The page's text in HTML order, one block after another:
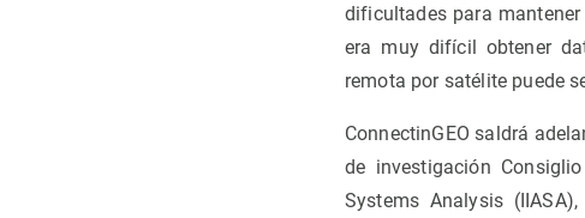
dificultades para
era muy difícil obtener
remota por satélite puede
ConnectinGEO saldrá
de investigación
Systems Analysis